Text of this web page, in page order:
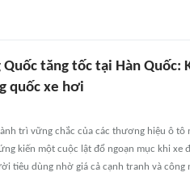
Quốc tăng tốc tại Hàn Quốc:
quốc xe hơi
trì vững chắc của các thương hiệu ô tô
kiến một cuộc lật đổ ngoạn mục khi xe
tiêu dùng nhờ giá cả cạnh tranh và công